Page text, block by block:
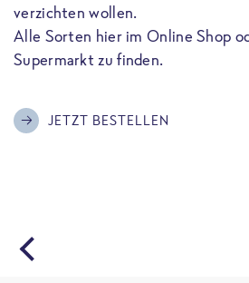
verzichten wollen.
Alle Sorten hier im Online Shop
Supermarkt zu finden.
JETZT BESTELLEN